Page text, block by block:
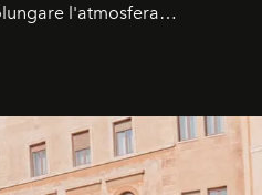
l'atmosfera